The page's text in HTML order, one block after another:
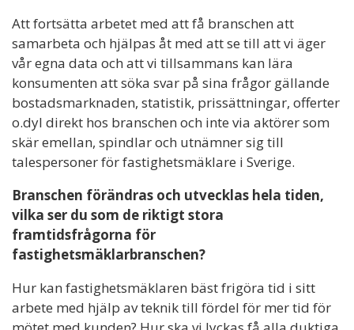
Att fortsätta arbetet med att få branschen att
samarbeta och hjälpas åt med att se till att vi äger
vår egna data och att vi tillsammans kan lära
konsumenten att söka svar på sina frågor gällande
bostadsmarknaden, statistik, prissättningar, offerter
o.dyl direkt hos branschen och inte via aktörer som
skär emellan, spindlar och utnämner sig till
talespersoner för fastighetsmäklare i Sverige.
Branschen förändras och utvecklas hela tiden,
vilka ser du som de riktigt stora
framtidsfrågorna för
fastighetsmäklarbranschen?
Hur kan fastighetsmäklaren bäst frigöra tid i sitt
arbete med hjälp av teknik till fördel för mer tid för